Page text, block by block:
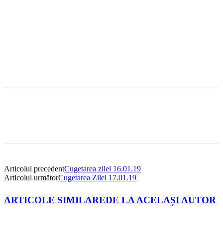
Articolul precedentCugetarea zilei 16.01.19
Articolul următorCugetarea Zilei 17.01.19
ARTICOLE SIMILAREDE LA ACELAȘI AUTOR